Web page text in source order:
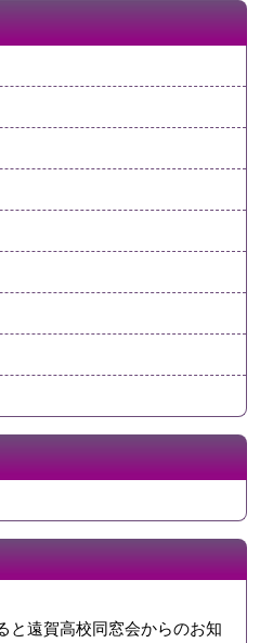
と遠賀高校同窓会からのお知